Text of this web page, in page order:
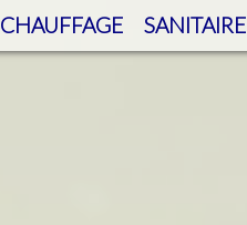
CHAUFFAGE SANITAIRE